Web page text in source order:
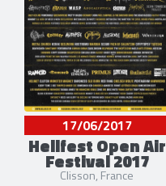
17/06/2017
Hellfest Open Air
Festival 2017
Clisson, France